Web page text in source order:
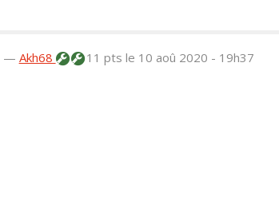
— Akh68 11 pts le 10 aoû 2020 - 19h37